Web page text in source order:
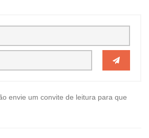
envie um convite de leitura para que